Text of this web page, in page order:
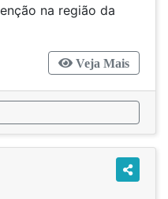
na região da
Veja Mais